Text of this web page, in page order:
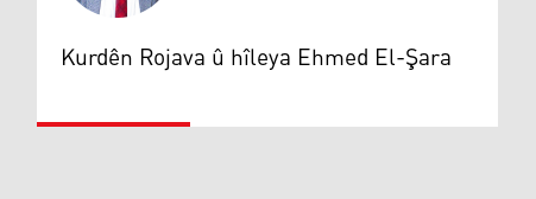
Mihemed Eli Destmalî
Kurdên Rojava û hîleya Ehmed El-Şara